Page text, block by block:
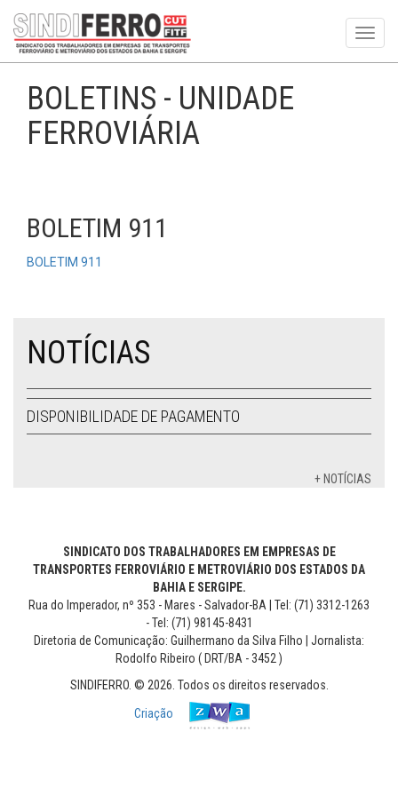
BOLETINS - UNIDADE
FERROVIÁRIA
BOLETIM 911
BOLETIM 911
NOTÍCIAS
DISPONIBILIDADE DE PAGAMENTO
+ NOTÍCIAS
SINDICATO DOS TRABALHADORES EM EMPRESAS DE
TRANSPORTES FERROVIÁRIO E METROVIÁRIO DOS ESTADOS DA
BAHIA E SERGIPE.
Rua do Imperador, nº 353 - Mares - Salvador-BA | Tel: (71) 3312-1263
- Tel: (71) 98145-8431
Diretoria de Comunicação: Guilhermano da Silva Filho | Jornalista:
Rodolfo Ribeiro ( DRT/BA - 3452 )
SINDIFERRO. © 2026. Todos os direitos reservados.
Criação